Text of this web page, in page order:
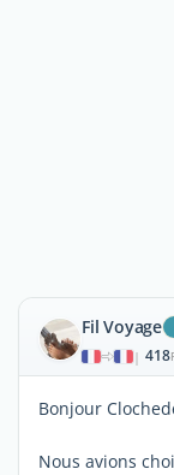
Fil Voyage
| 418
Bonjour
Nous avions